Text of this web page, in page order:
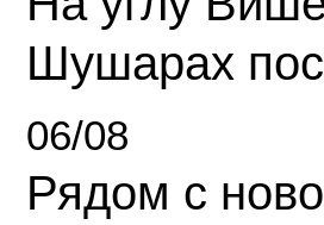
Шушарах
06/08
Рядом с